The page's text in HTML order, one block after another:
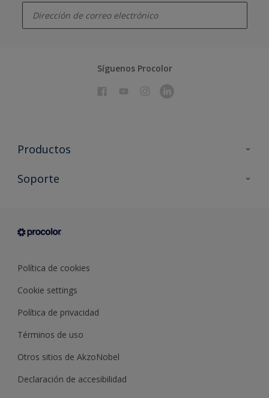
Síguenos Procolor
Productos
Todos los productos
Condiciones generales de venta
Soporte
Sobre Procolor
Política de cookies
Cookie settings
Política de privacidad
Términos de uso
Otros sitios de AkzoNobel
Declaración de accesibilidad